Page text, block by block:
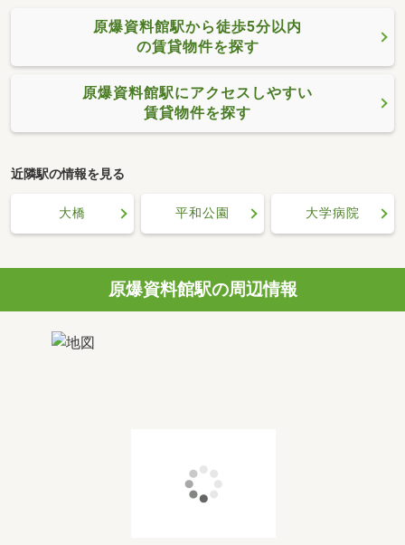
原爆資料館駅から徒歩5分以内
の賃貸物件を探す
原爆資料館駅にアクセスしやすい
賃貸物件を探す
近隣駅の情報を見る
大橋 平和公園 大学病院
原爆資料館駅の周辺情報